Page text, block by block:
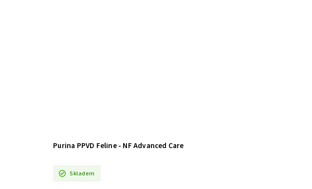
Purina PPVD Feline - NF Advanced Care
Skladem